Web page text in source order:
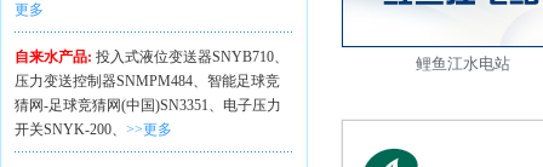
更多
自来水产品: 投入式液位变送器SNYB710、
压力变送控制器SNMPM484、 智能足球竞
猜网-足球竞猜网(中国)SN3351、 电子压力
开关SNYK-200、 >>更多
鲤鱼江水电站